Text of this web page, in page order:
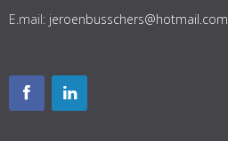
E.mail: jeroenbusschers@hotmail.com